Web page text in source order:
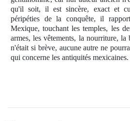
qu'il soit, il est sincère, exact et
péripéties de la conquête, il
Mexique, touchant les temples, les
armes, les vêtements, la nourriture,
n'était si brève, aucune autre ne
qui concerne les antiquités mexicaines.